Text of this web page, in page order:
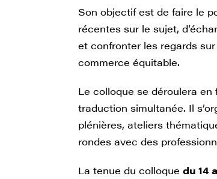
Son objectif est de faire le
récentes sur le sujet,
et confronter les regards
commerce équitable.
Le colloque se déroulera
traduction simultanée. Il
plénières, ateliers
rondes avec des
La tenue du colloque du 14